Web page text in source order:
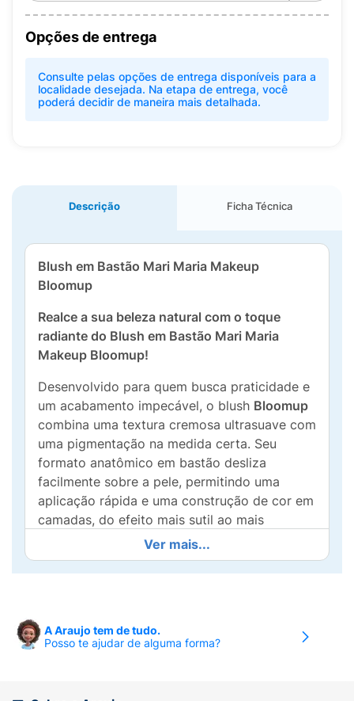
Opções de entrega
Consulte pelas opções de entrega disponíveis para a
localidade desejada. Na etapa de entrega, você
poderá decidir de maneira mais detalhada.
Descrição Ficha Técnica
Blush em Bastão Mari Maria Makeup
Bloomup
Realce a sua beleza natural com o toque
radiante do Blush em Bastão Mari Maria
Makeup Bloomup!
Desenvolvido para quem busca praticidade e
um acabamento impecável, o blush Bloomup
combina uma textura cremosa ultrasuave com
uma pigmentação na medida certa. Seu
formato anatômico em bastão desliza
facilmente sobre a pele, permitindo uma
aplicação rápida e uma construção de cor em
camadas, do efeito mais sutil ao mais
Sua fórmula exclusiva adere perfeitamente à
para o dia a dia ou para produções
elaboradas, ele é o aliado ideal para carregar
Ver mais...
A Araujo tem de tudo.
Posso te ajudar de alguma forma?